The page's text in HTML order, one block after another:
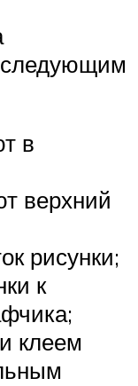
в
верхний
рисунки;
к
клеем